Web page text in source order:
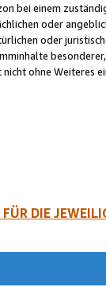
bei einem
oder
oder
ohne Weiteres
DIE